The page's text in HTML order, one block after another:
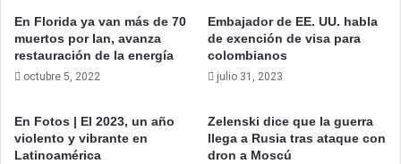
En Florida ya van más de 70
muertos por Ian, avanza
restauración de la energía
octubre 5, 2022
Embajador de EE. UU. habla
de exención de visa para
colombianos
julio 31, 2023
En Fotos | El 2023, un año
violento y vibrante en
Latinoamérica
Zelenski dice que la guerra
llega a Rusia tras ataque con
dron a Moscú